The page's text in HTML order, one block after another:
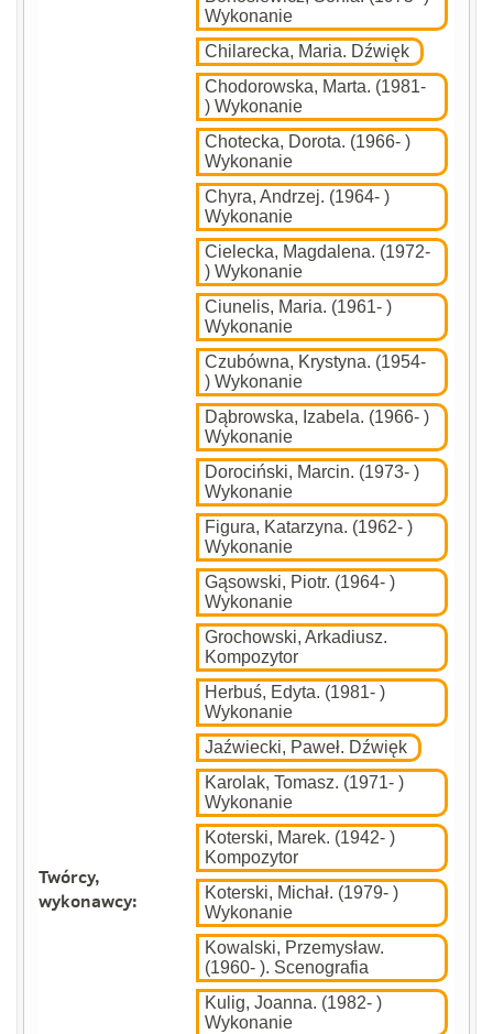
Twórcy,
wykonawcy:
Wykonanie
Chilarecka, Maria. Dźwięk
Chodorowska, Marta. (1981-
) Wykonanie
Chotecka, Dorota. (1966- )
Wykonanie
Chyra, Andrzej. (1964- )
Wykonanie
Cielecka, Magdalena. (1972-
) Wykonanie
Ciunelis, Maria. (1961- )
Wykonanie
Czubówna, Krystyna. (1954-
) Wykonanie
Dąbrowska, Izabela. (1966- )
Wykonanie
Dorociński, Marcin. (1973- )
Wykonanie
Figura, Katarzyna. (1962- )
Wykonanie
Gąsowski, Piotr. (1964- )
Wykonanie
Grochowski, Arkadiusz.
Kompozytor
Herbuś, Edyta. (1981- )
Wykonanie
Jaźwiecki, Paweł. Dźwięk
Karolak, Tomasz. (1971- )
Wykonanie
Koterski, Marek. (1942- )
Kompozytor
Koterski, Michał. (1979- )
Wykonanie
Kowalski, Przemysław.
(1960- ). Scenografia
Kulig, Joanna. (1982- )
Wykonanie